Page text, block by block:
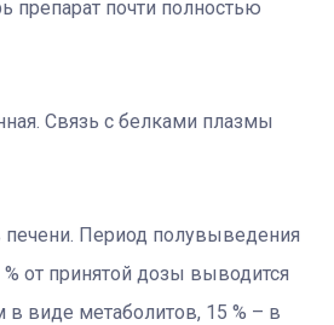
препарат почти полностью
Связь с белками плазмы
печени. Период полувыведения
от принятой дозы выводится
виде метаболитов, 15 % – в